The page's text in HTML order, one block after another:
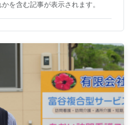
を含む記事が表示されます。